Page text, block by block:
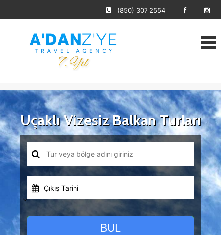
(850) 307 2554
Uçaklı Vizesiz Balkan Turları
Çıkış Tarihi
BUL